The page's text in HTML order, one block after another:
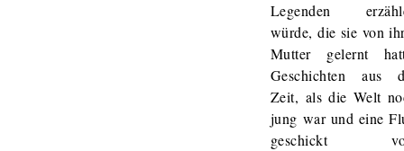
Legenden
würde, die sie von
Mutter gelernt
Geschichten aus
Zeit, als die Welt
jung war und eine
geschickt